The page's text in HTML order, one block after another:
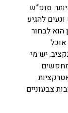
סופ”ש
להגיע
הוא לבחור
יש מי
צבעוניים